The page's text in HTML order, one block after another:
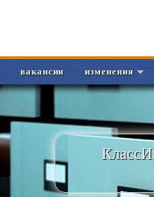
вакансии изменения